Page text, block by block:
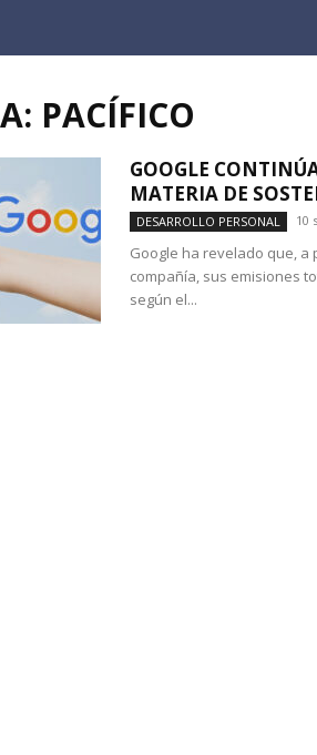
PACÍFICO
GOOGLE
MATERIA DE
DESARROLLO PERSONAL 10
Google ha revelado que,
compañía, sus emisiones
según el...